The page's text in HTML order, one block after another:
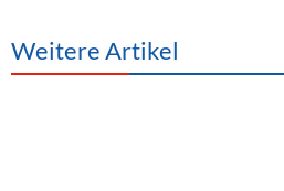
Weitere Artikel